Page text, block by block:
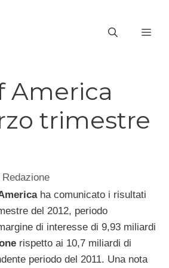
America
trimestre
Redazione
ha comunicato i risultati
del 2012, periodo
di interesse di 9,93 miliardi
rispetto ai 10,7 miliardi di
periodo del 2011. Una nota